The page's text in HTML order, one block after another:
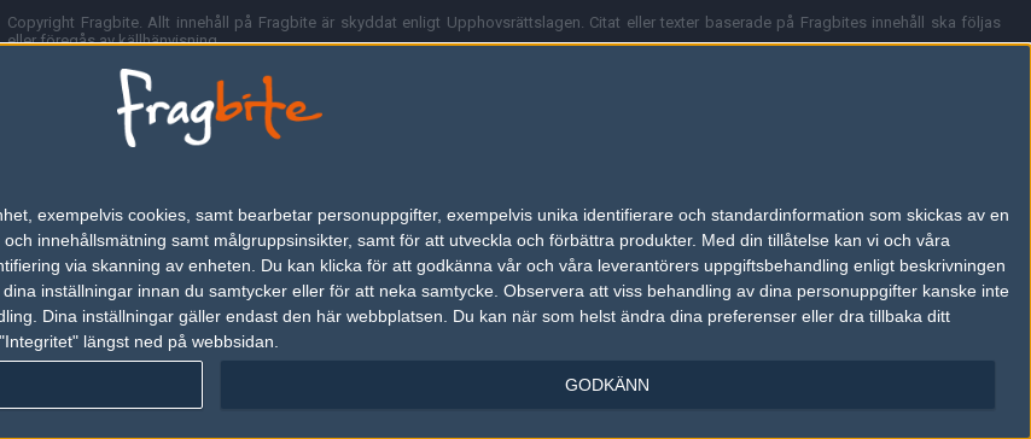
exempelvis cookies, samt bearbetar personuppgifter, exempelvis unika identifierare och standardinformation som skickas av en
innehållsmätning samt målgruppsinsikter, samt för att utveckla och förbättra produkter. Med din tillåtelse kan vi och våra
via skanning av enheten. Du kan klicka för att godkänna vår och våra leverantörers uppgiftsbehandling enligt beskrivningen
inställningar innan du samtycker eller för att neka samtycke. Observera att viss behandling av dina personuppgifter kanske inte
Dina inställningar gäller endast den här webbplatsen. Du kan när som helst ändra dina preferenser eller dra tillbaka ditt
längst ned på webbsidan.
GODKÄNN
Copyright Fragbite. Allt innehåll på Fragbite är skyddat enligt Upphovsrättslagen. Citat eller texter baserade på Fragbites innehåll ska följas
eller föregås av källhänvisning.
Alla åsikter uttryckta på Fragbite representerar varje enskild skribent och överensstämmer inte nödvändigtvis med Fragbites åsikter.
Programmering och design av Fredric Bohlin. För frågor rörande sajten kan du skicka iväg ett email till
Fragbite använder cookies för att spara användarspecifik information så som t.ex. användarnamn. Cookies sparas även när man deltar i
omröstningar och för att föra statistik. För att slippa cookies kan du stänga av cookies i din webbläsares inställningar eller välja att inte
besöka Fragbite. Den här textraden finns här på grund av lagen om elektronisk kommunikation som trädde i kraft 25 juli 2003.
Annonsering
Är du intresserad av att annonsera på Fragbite,